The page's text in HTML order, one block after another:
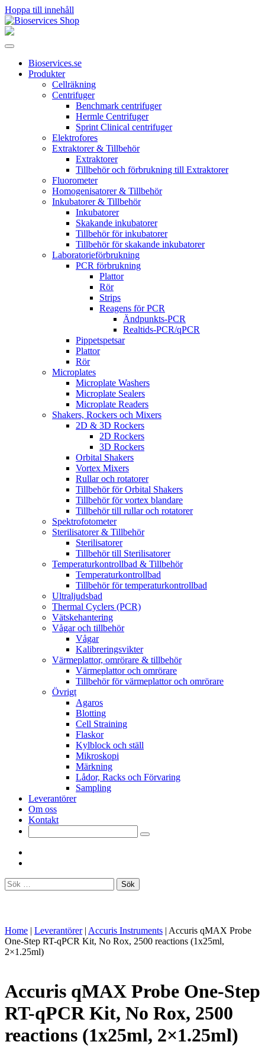
Hoppa till innehåll
Huvudnavigering
Bioservices.se
Produkter
Cellräkning
Centrifuger
Benchmark centrifuger
Hermle Centrifuger
Sprint Clinical centrifuger
Elektrofores
Extraktorer & Tillbehör
Extraktorer
Tillbehör och förbrukning till Extraktorer
Fluorometer
Homogenisatorer & Tillbehör
Inkubatorer & Tillbehör
Inkubatorer
Skakande inkubatorer
Tillbehör för inkubatorer
Tillbehör för skakande inkubatorer
Laboratorieförbrukning
PCR förbrukning
Plattor
Rör
Strips
Reagens för PCR
Ändpunkts-PCR
Realtids-PCR/qPCR
Pippetspetsar
Plattor
Rör
Microplates
Microplate Washers
Microplate Sealers
Microplate Readers
Shakers, Rockers och Mixers
2D & 3D Rockers
2D Rockers
3D Rockers
Orbital Shakers
Vortex Mixers
Rullar och rotatorer
Tillbehör för Orbital Shakers
Tillbehör för vortex blandare
Tillbehör till rullar och rotatorer
Spektrofotometer
Sterilisatorer & Tillbehör
Sterilisatorer
Tillbehör till Sterilisatorer
Temperaturkontrollbad & Tillbehör
Temperaturkontrollbad
Tillbehör för temperaturkontrollbad
Ultraljudsbad
Thermal Cyclers (PCR)
Vätskehantering
Vågar och tillbehör
Vågar
Kalibreringsvikter
Värmeplattor, omrörare & tillbehör
Värmeplattor och omrörare
Tillbehör för värmeplattor och omrörare
Övrigt
Agaros
Blotting
Cell Straining
Flaskor
Kylblock och ställ
Mikroskopi
Märkning
Lådor, Racks och Förvaring
Sampling
Leverantörer
Om oss
Kontakt
Sök
efter:
Home | Leverantörer | Accuris Instruments | Accuris qMAX Probe
One-Step RT-qPCR Kit, No Rox, 2500 reactions (1x25ml,
2×1.25ml)
Accuris qMAX Probe One-Step
RT-qPCR Kit, No Rox, 2500
reactions (1x25ml, 2×1.25ml)